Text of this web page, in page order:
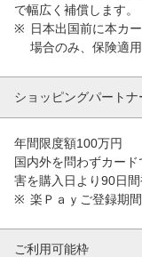
で幅広く補償します。
日本出国前に本カ
場合のみ、保険適
ショッピングパートナ
年間限度額100万円
国内外を問わずカー
害を購入日より90日間
楽Ｐａｙご登録期
ご利用可能枠